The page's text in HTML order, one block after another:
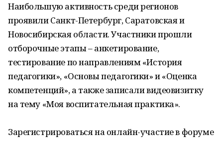
Наибольшую активность среди регионов
проявили Санкт-Петербург, Саратовская и
Новосибирская области. Участники прошли
отборочные этапы – анкетирование,
тестирование по направлениям «История
педагогики», «Основы педагогики» и «Оценка
компетенций», а также записали видеовизитку
на тему «Моя воспитательная практика».
Зарегистрироваться на онлайн-участие в форуме